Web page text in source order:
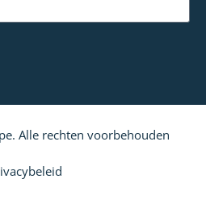
Alle rechten voorbehouden